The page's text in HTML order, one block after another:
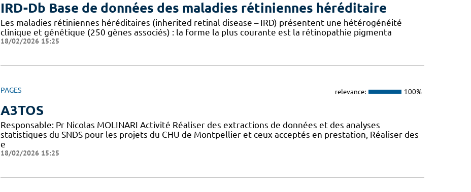
IRD-Db Base de données des maladies rétiniennes héréditaire
Les maladies rétiniennes héréditaires (inherited retinal disease – IRD) présentent une hétérogénéité
clinique et génétique (250 gènes associés) : la forme la plus courante est la rétinopathie pigmenta
18/02/2026 15:25
PAGES relevance: 100%
A3TOS
Responsable: Pr Nicolas MOLINARI Activité Réaliser des extractions de données et des analyses
statistiques du SNDS pour les projets du CHU de Montpellier et ceux acceptés en prestation, Réaliser des
e
18/02/2026 15:25